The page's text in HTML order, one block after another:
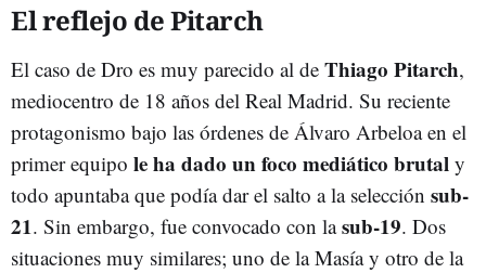
El reflejo de Pitarch
El caso de Dro es muy parecido al de Thiago Pitarch,
mediocentro de 18 años del Real Madrid. Su reciente
protagonismo bajo las órdenes de Álvaro Arbeloa en el
primer equipo le ha dado un foco mediático brutal y
todo apuntaba que podía dar el salto a la selección sub-
21. Sin embargo, fue convocado con lasub-19. Dos
situaciones muy similares; uno de la Masía y otro de la